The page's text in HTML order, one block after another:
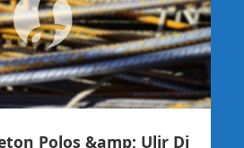
Polos &amp; Ulir Di